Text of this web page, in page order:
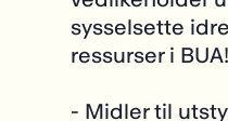
sysselsette
ressurser i BUA!
- Midler til